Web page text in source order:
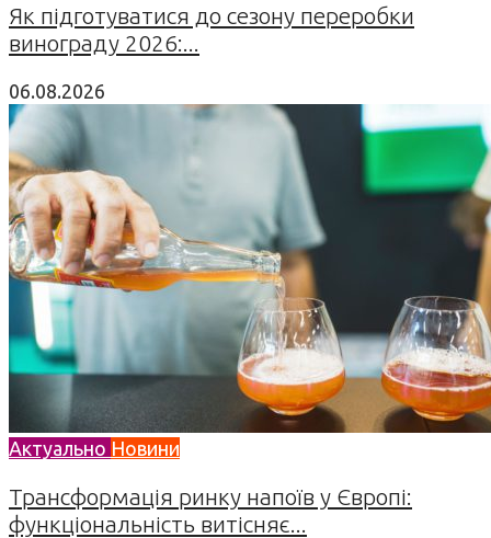
Як підготуватися до сезону переробки
винограду 2026:...
06.08.2026
Актуально Новини
Трансформація ринку напоїв у Європі:
функціональність витісняє...